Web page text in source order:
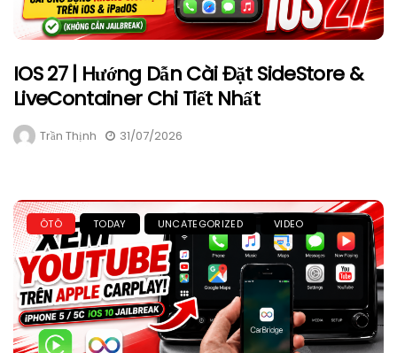
IOS 27 | Hướng Dẫn Cài Đặt SideStore &
LiveContainer Chi Tiết Nhất
Trần Thịnh 31/07/2026
ÔTÔ TODAY UNCATEGORIZED VIDEO